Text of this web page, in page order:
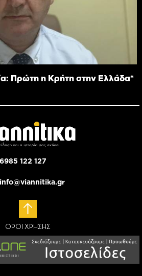
Πρώτη η Κρήτη στην Ελλάδα*
6985 122 127
info@viannitika.gr
ΟΡΟΙ ΧΡΗΣΗΣ